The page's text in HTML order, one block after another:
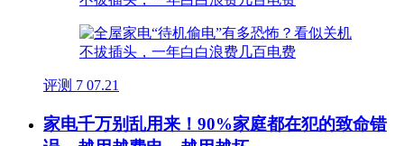
评测 7 07.21
家电千万别乱用来！90%家庭都在犯的致命错